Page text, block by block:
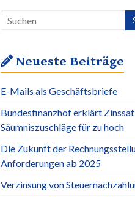
Neueste Beiträge
E-Mails als Geschäftsbriefe
Bundesfinanzhof erklärt
Säumniszuschläge für zu hoch
Die Zukunft der
Anforderungen ab 2025
Verzinsung von